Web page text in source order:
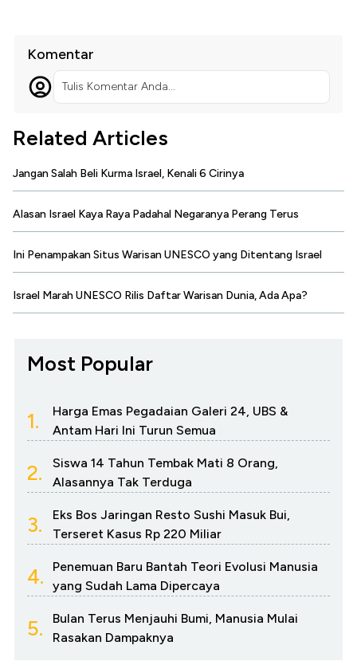
Komentar
Tulis Komentar Anda...
Related Articles
Jangan Salah Beli Kurma Israel, Kenali 6 Cirinya
Alasan Israel Kaya Raya Padahal Negaranya Perang Terus
Ini Penampakan Situs Warisan UNESCO yang Ditentang Israel
Israel Marah UNESCO Rilis Daftar Warisan Dunia, Ada Apa?
Most Popular
1.
Harga Emas Pegadaian Galeri 24, UBS &
Antam Hari Ini Turun Semua
2.
Siswa 14 Tahun Tembak Mati 8 Orang,
Alasannya Tak Terduga
3.
Eks Bos Jaringan Resto Sushi Masuk Bui,
Terseret Kasus Rp 220 Miliar
4.
Penemuan Baru Bantah Teori Evolusi Manusia
yang Sudah Lama Dipercaya
5.
Bulan Terus Menjauhi Bumi, Manusia Mulai
Rasakan Dampaknya